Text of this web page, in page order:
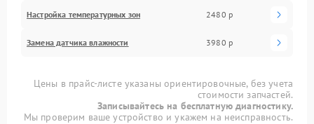
Настройка температурных зон 2480 р
Замена датчика влажности 3980 р
Цены в прайс-листе указаны ориентировочные, без учета
стоимости запчастей.
Записывайтесь на бесплатную диагностику.
Мы проверим ваше устройство и укажем на неисправность.